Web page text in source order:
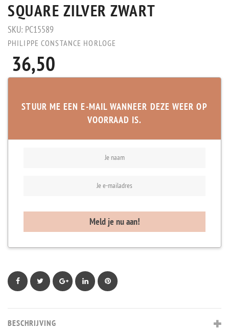
SQUARE ZILVER ZWART
SKU: PC15589
PHILIPPE CONSTANCE HORLOGE
36,50
STUUR ME EEN E-MAIL WANNEER DEZE WEER OP
VOORRAAD IS.
Facebook Twitter Google+ LinkedIn Pinterest
BESCHRIJVING